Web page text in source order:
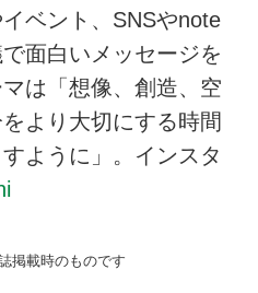
ベント、SNSやnote
面白いメッセージを
は「想像、創造、空
より大切にする時間
ように」。インスタ
掲載時のものです